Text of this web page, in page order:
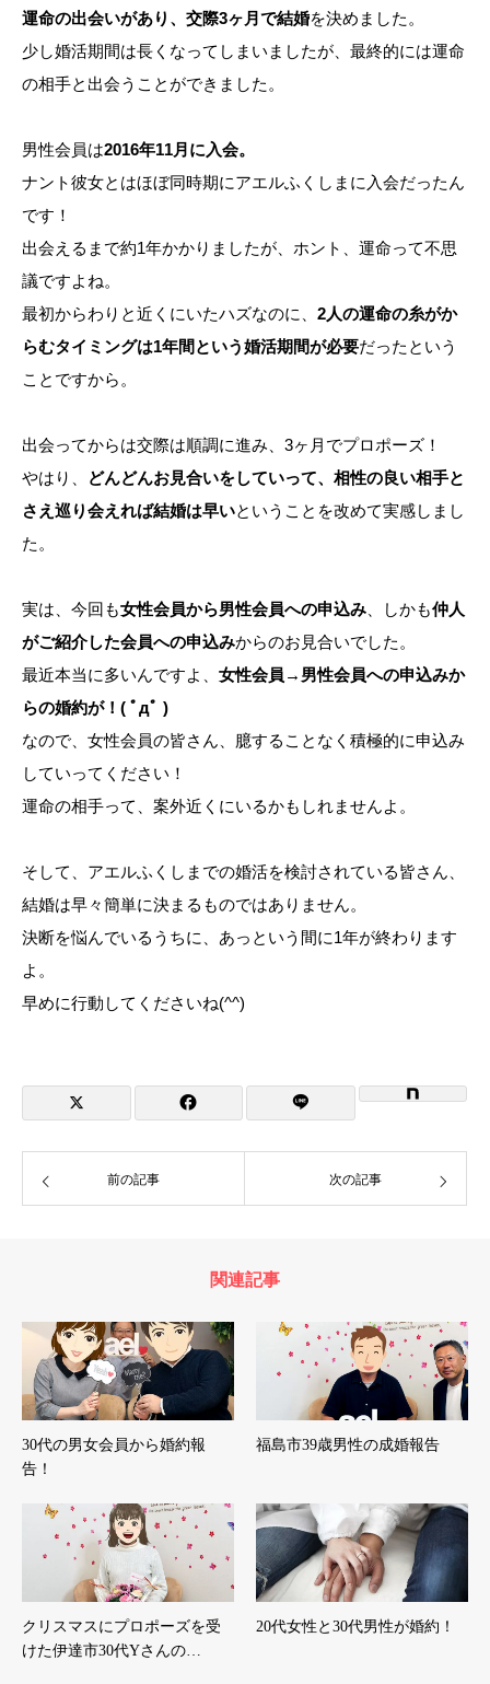
運命の出会いがあり、交際3ヶ月で結婚を決めました。
少し婚活期間は長くなってしまいましたが、最終的には運命
の相手と出会うことができました。
男性会員は2016年11月に入会。
ナント彼女とはほぼ同時期にアエルふくしまに入会だったん
です！
出会えるまで約1年かかりましたが、ホント、運命って不思
議ですよね。
最初からわりと近くにいたハズなのに、 2人の運命の糸がか
らむタイミングは1年間という婚活期間が必要だったという
ことですから。
出会ってからは交際は順調に進み、3ヶ月でプロポーズ！
やはり、
どんどんお見合いをしていって、相性の良い相手と
さえ巡り会えれば結婚は早いということを改めて実感しまし
た。
実は、今回も女性会員から男性会員への申込み 、しかも仲人
がご紹介した会員への申込みからのお見合いでした。
最近本当に多いんですよ、 女性会員→男性会員への申込みか
らの婚約が！( ﾟдﾟ )
なので、女性会員の皆さん、臆することなく積極的に申込み
していってください！
運命の相手って、案外近くにいるかもしれませんよ。
そして、アエルふくしまでの婚活を検討されている皆さん、
結婚は早々簡単に決まるものではありません。
決断を悩んでいるうちに、あっという間に1年が終わります
よ。
早めに行動してくださいね(^^)
前の記事 次の記事
関連記事
30代の男女会員から婚約報
告！
福島市39歳男性の成婚報告
クリスマスにプロポーズを受
けた伊達市30代Yさんの…
20代女性と30代男性が婚約！